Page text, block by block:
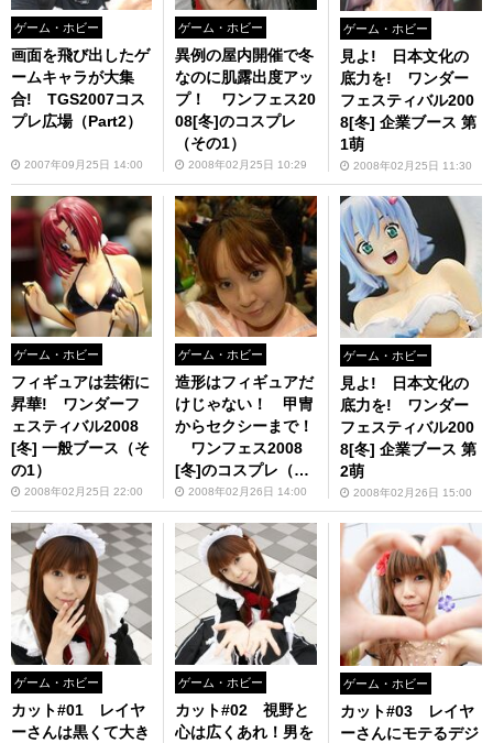
ゲーム・ホビー
画面を飛び出したゲ
ームキャラが大集
合! TGS2007コス
プレ広場（Part2）
2007年09月25日 14:00
ゲーム・ホビー
異例の屋内開催で冬
なのに肌露出度アッ
プ！ ワンフェス20
08[冬]のコスプレ
（その1）
2008年02月25日 10:29
ゲーム・ホビー
見よ! 日本文化の
底力を! ワンダー
フェスティバル200
8[冬] 企業ブース 第
1萌
2008年02月25日 11:30
ゲーム・ホビー
フィギュアは芸術に
昇華! ワンダーフ
ェスティバル2008
[冬] 一般ブース（そ
の1）
2008年02月25日 22:00
ゲーム・ホビー
造形はフィギュアだ
けじゃない！ 甲冑
からセクシーまで！
ワンフェス2008
[冬]のコスプレ（そ
の2）
2008年02月26日 14:00
ゲーム・ホビー
見よ! 日本文化の
底力を! ワンダー
フェスティバル200
8[冬] 企業ブース 第
2萌
2008年02月26日 15:00
ゲーム・ホビー
カット#01 レイヤ
ーさんは黒くて大き
ゲーム・ホビー
カット#02 視野と
心は広くあれ！男を
ゲーム・ホビー
カット#03 レイヤ
ーさんにモテるデジ